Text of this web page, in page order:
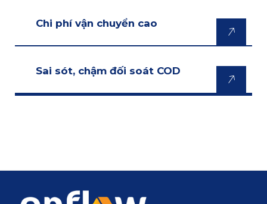
Chi phí vận chuyển cao
Sai sót, chậm đối soát COD